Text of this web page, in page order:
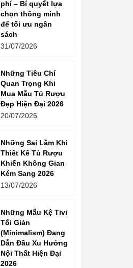
phí – Bí quyết lựa
chọn thông minh
để tối ưu ngân
sách
31/07/2026
Những Tiêu Chí
Quan Trọng Khi
Mua Mẫu Tủ Rượu
Đẹp Hiện Đại 2026
20/07/2026
Những Sai Lầm Khi
Thiết Kế Tủ Rượu
Khiến Không Gian
Kém Sang 2026
13/07/2026
Những Mẫu Kệ Tivi
Tối Giản
(Minimalism) Đang
Dẫn Đầu Xu Hướng
Nội Thất Hiện Đại
2026